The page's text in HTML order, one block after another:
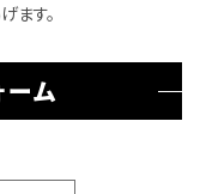
ます。
ム